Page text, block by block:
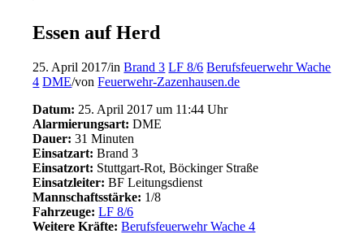
Essen auf Herd
25. April 2017/inBrand 3 LF 8/6 Berufsfeuerwehr Wache
4 DME/vonFeuerwehr-Zazenhausen.de
Datum: 25. April 2017 um 11:44 Uhr
Alarmierungsart: DME
Dauer: 31 Minuten
Einsatzart: Brand 3
Einsatzort: Stuttgart-Rot, Böckinger Straße
Einsatzleiter: BF Leitungsdienst
Mannschaftsstärke: 1/8
Fahrzeuge: LF 8/6
Weitere Kräfte: Berufsfeuerwehr Wache 4